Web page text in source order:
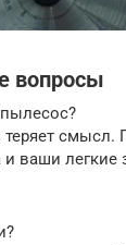
вопросы
теряет смысл.
и ваши легкие